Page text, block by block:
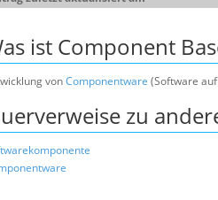
ist Component
vonComponentware (Software
zu